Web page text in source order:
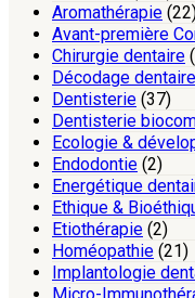
Aromathérapie
Avant-première
Chirurgie dentaire
Décodage dentaire
Dentisterie (37)
Dentisterie
Ecologie &
Endodontie (2)
Energétique
Ethique &
Etiothérapie (2)
Homéopathie (21)
Implantologie